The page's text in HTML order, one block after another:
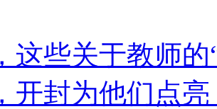
这些关于教师
开封为他们点亮